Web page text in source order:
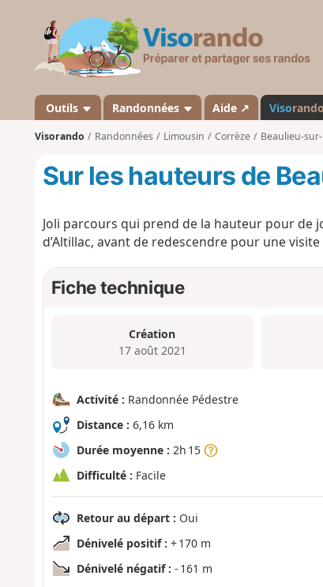
s
a
n
d
Outils Randonnées Aide ↗ Visorando
Visorando Randonnées Limousin Corrèze Beaulieu-
Sur les hauteurs de
Joli parcours qui prend de la hauteur pour de
d’Altillac, avant de redescendre pour une
Fiche technique
Création
17 août 2021
Activité : Randonnée Pédestre
Distance : 6,16 km
Durée moyenne : 2h 15
Difficulté : Facile
Retour au départ : Oui
Dénivelé positif : + 170 m
Dénivelé négatif : - 161 m